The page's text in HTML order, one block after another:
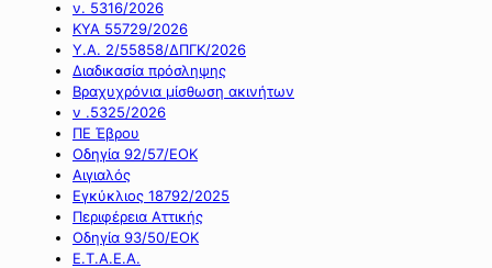
ν. 5316/2026
ΚΥΑ 55729/2026
Υ.Α. 2/55858/ΔΠΓΚ/2026
Διαδικασία πρόσληψης
Βραχυχρόνια μίσθωση ακινήτων
ν .5325/2026
ΠΕ Έβρου
Οδηγία 92/57/ΕΟΚ
Αιγιαλός
Εγκύκλιος 18792/2025
Περιφέρεια Αττικής
Οδηγία 93/50/ΕΟΚ
Ε.Τ.Α.Ε.Α.